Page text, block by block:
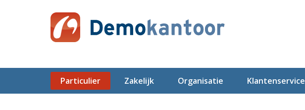
Particulier Zakelijk Organisatie Klantenservice